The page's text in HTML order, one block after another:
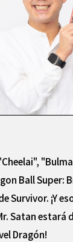
Ball Super:
Survivor. ¡Y
Satan estará
Dragón!